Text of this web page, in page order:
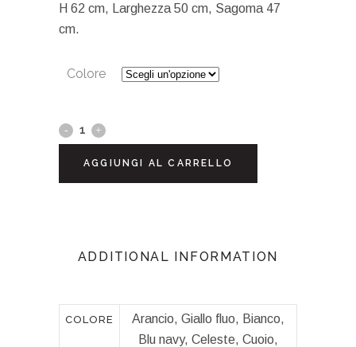
H 62 cm, Larghezza 50 cm, Sagoma 47
cm.
Colore
AGGIUNGI AL CARRELLO
ADDITIONAL INFORMATION
COLORE
Arancio, Giallo fluo, Bianco,
Blu navy, Celeste, Cuoio,